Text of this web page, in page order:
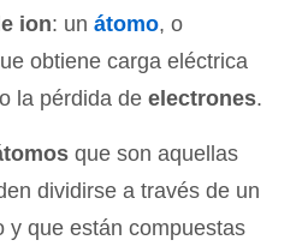
ion: un átomo, o
obtiene carga eléctrica
la pérdida de electrones.
que son aquellas
dividirse a través de un
y que están compuestas